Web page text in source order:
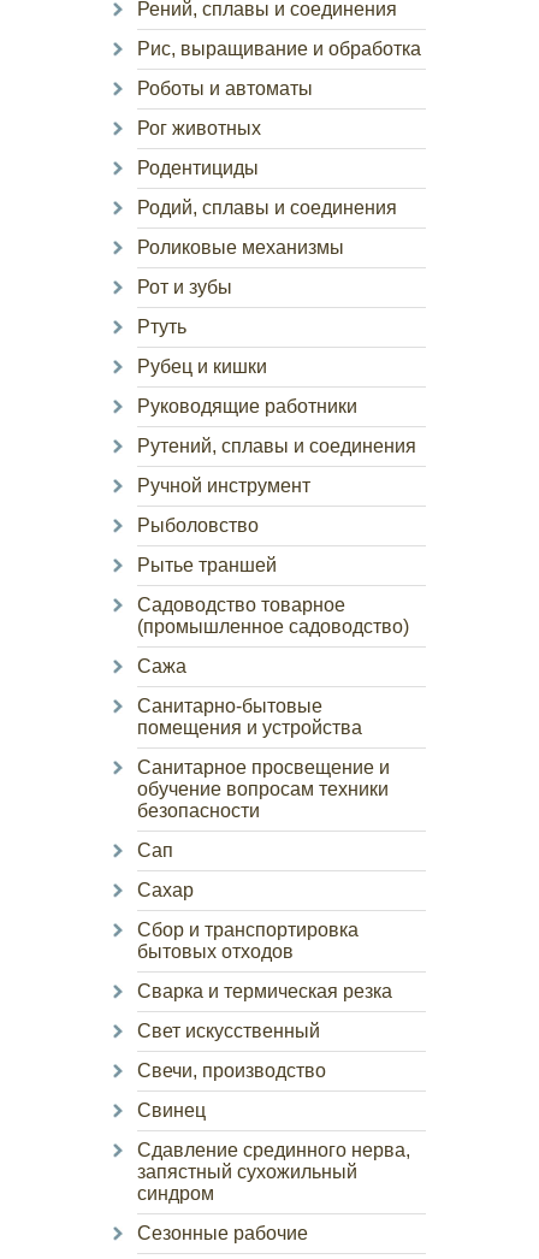
Рений, сплавы и соединения
Рис, выращивание и обработка
Роботы и автоматы
Рог животных
Родентициды
Родий, сплавы и соединения
Роликовые механизмы
Рот и зубы
Ртуть
Рубец и кишки
Руководящие работники
Рутений, сплавы и соединения
Ручной инструмент
Рыболовство
Рытье траншей
Садоводство товарное
(промышленное садоводство)
Сажа
Санитарно-бытовые
помещения и устройства
Санитарное просвещение и
обучение вопросам техники
безопасности
Сап
Сахар
Сбор и транспортировка
бытовых отходов
Сварка и термическая резка
Свет искусственный
Свечи, производство
Свинец
Сдавление срединного нерва,
запястный сухожильный
синдром
Сезонные рабочие